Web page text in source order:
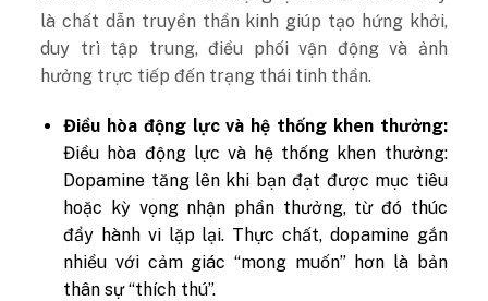
là chất dẫn truyền thần kinh giúp tạo hứng khởi,
duy trì tập trung, điều phối vận động và ảnh
hưởng trực tiếp đến trạng thái tinh thần.
Điều hòa động lực và hệ thống khen thưởng:
Điều hòa động lực và hệ thống khen thưởng:
Dopamine tăng lên khi bạn đạt được mục tiêu
hoặc kỳ vọng nhận phần thưởng, từ đó thúc
đẩy hành vi lặp lại. Thực chất, dopamine gắn
nhiều với cảm giác “mong muốn” hơn là bản
thân sự “thích thú”.